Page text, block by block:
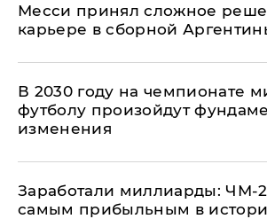
Месси принял сложное
карьере в сборной
В 2030 году на чемпионате
футболу произойдут
изменения
Заработали миллиарды: ЧМ-
самым прибыльным в